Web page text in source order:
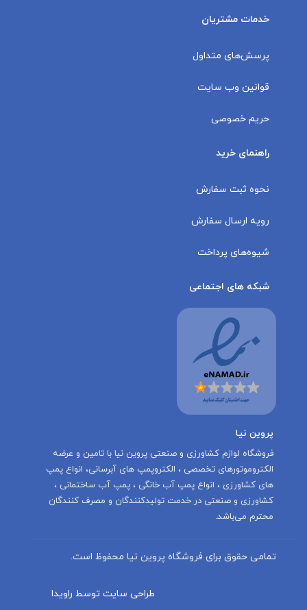
خدمات مشتریان
پرسش‌های متداول
قوانین وب سایت
حریم خصوصی
راهنمای خرید
نحوه ثبت سفارش
رویه ارسال سفارش
شیوه‌های پرداخت
شبکه های اجتماعی
پروین نیا
‌فروشگاه لوازم کشاورزی و صنعتی پروین نیا با تامين و عرضه
الكتروموتورهاى تخصصى ، الكتروپمپ هاى آبرسانى، انواع پمپ
های کشاورزی ، انواع پمپ آب خانگی ، پمپ آب ساختمانی ،
کشاورزی و صنعتی در خدمت توليدكنندگان و مصرف كنندگان
محترم می‌باشد.
تمامی حقوق برای فروشگاه پروین نیا محفوظ است.
طراحی سایت توسط راویدا